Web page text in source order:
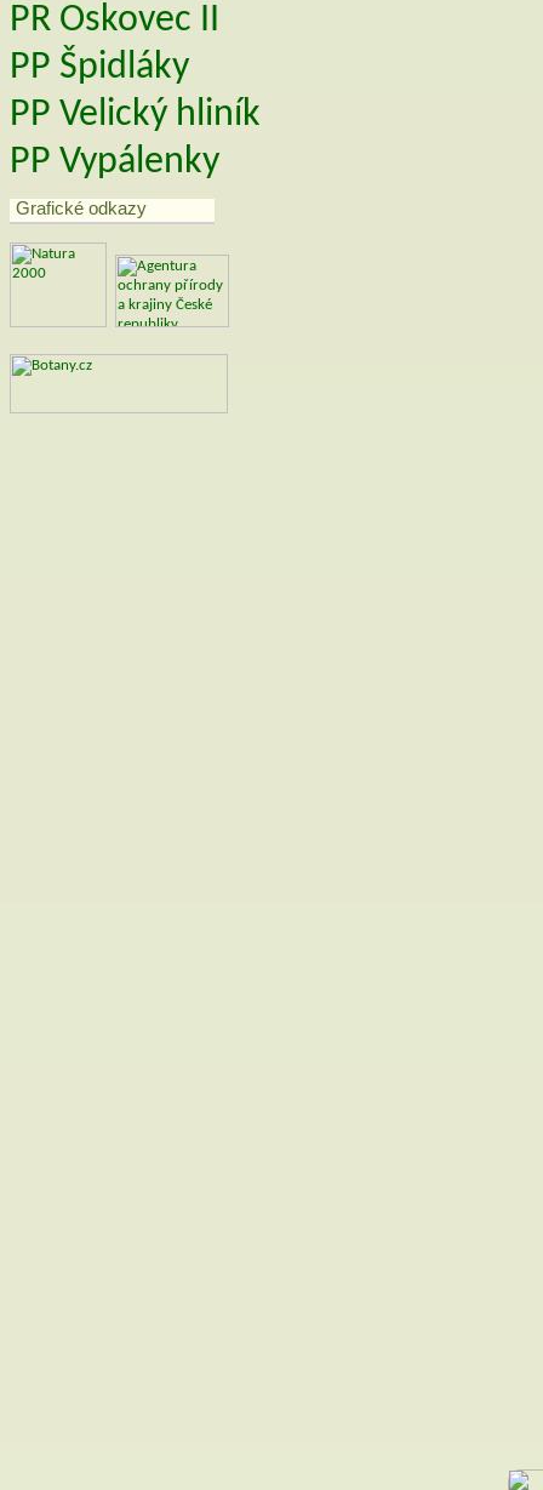
PR Oskovec II
PP Špidláky
PP Velický hliník
PP Vypálenky
Grafické odkazy